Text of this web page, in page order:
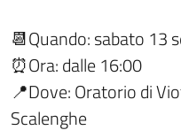
📆Quando: sabato 13
⏰Ora: dalle 16:00
📍Dove: Oratorio di
Scalenghe